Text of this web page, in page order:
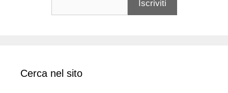
Cerca nel sito